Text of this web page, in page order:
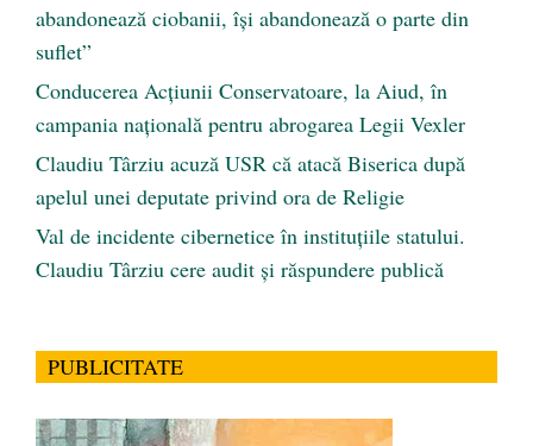
abandonează ciobanii, își abandonează o parte din
suflet”
Conducerea Acțiunii Conservatoare, la Aiud, în
campania națională pentru abrogarea Legii Vexler
Claudiu Târziu acuză USR că atacă Biserica după
apelul unei deputate privind ora de Religie
Val de incidente cibernetice în instituțiile statului.
Claudiu Târziu cere audit și răspundere publică
PUBLICITATE